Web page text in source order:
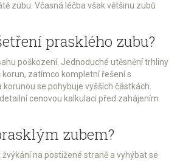
zubu. Včasná léčba však většinu zubů
prasklého zubu?
poškození. Jednoduché utěsnění trhliny
zatímco kompletní řešení s
se pohybuje vyšších částkách.
cenovou kalkulaci před zahájením
zubem?
na postižené straně a vyhýbat se